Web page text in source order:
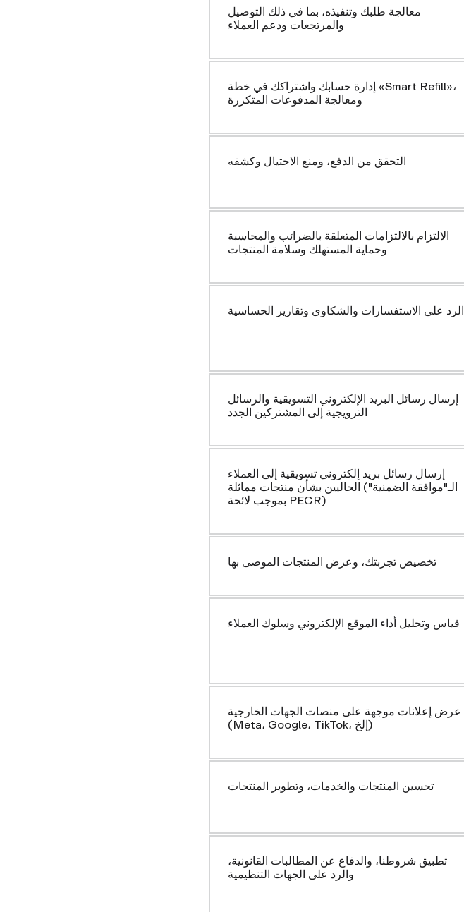
معالجة طلبك وتنفيذه، بما في ذلك التوصيل
والمرتجعات ودعم العملاء
إدارة حسابك واشتراكك في خطة «Smart Refill»،
ومعالجة المدفوعات المتكررة
التحقق من الدفع، ومنع الاحتيال وكشفه
الالتزام بالالتزامات المتعلقة بالضرائب والمحاسبة
وحماية المستهلك وسلامة المنتجات
الرد على الاستفسارات والشكاوى وتقارير الحساسية
إرسال رسائل البريد الإلكتروني التسويقية والرسائل
الترويجية إلى المشتركين الجدد
إرسال رسائل بريد إلكتروني تسويقية إلى العملاء
الحاليين بشأن منتجات مماثلة (الـ"موافقة الضمنية"
بموجب لائحة PECR)
تخصيص تجربتك، وعرض المنتجات الموصى بها
قياس وتحليل أداء الموقع الإلكتروني وسلوك العملاء
عرض إعلانات موجهة على منصات الجهات الخارجية
(Meta، Google، TikTok، إلخ)
تحسين المنتجات والخدمات، وتطوير المنتجات
تطبيق شروطنا، والدفاع عن المطالبات القانونية،
والرد على الجهات التنظيمية